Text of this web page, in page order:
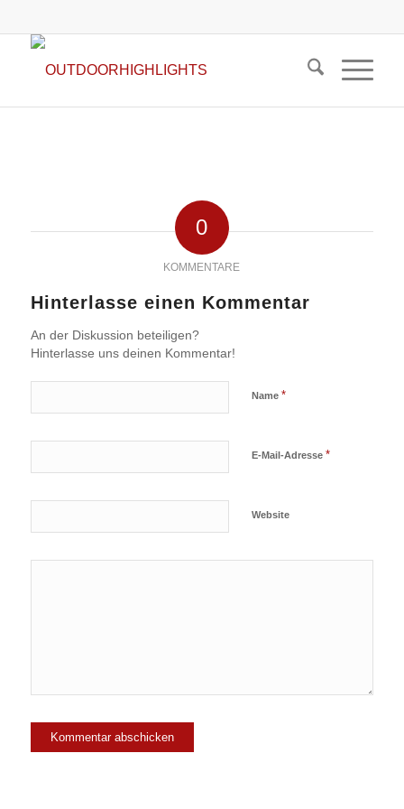
0
KOMMENTARE
Hinterlasse einen Kommentar
An der Diskussion beteiligen?
Hinterlasse uns deinen Kommentar!
Name *
E-Mail-Adresse *
Website